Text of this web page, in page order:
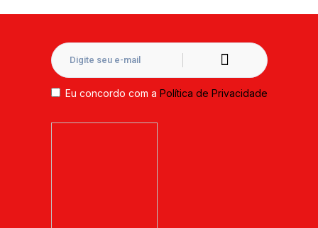
Eu concordo com a Política de Privacidade